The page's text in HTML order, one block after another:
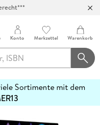
Konto Merkzettel Warenkorb
Sortimente mit dem